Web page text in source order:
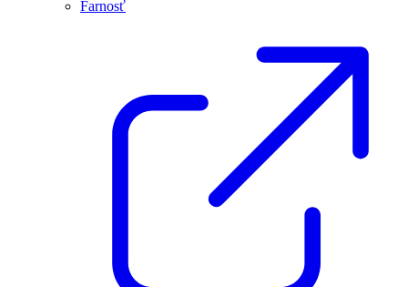
Farnosť